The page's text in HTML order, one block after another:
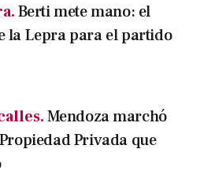
Berti mete mano: el
la Lepra para el partido
Mendoza marchó
Privada que